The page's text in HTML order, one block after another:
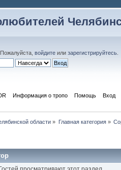
. Пожалуйста, войдите или зарегистрируйтесь
Информация о тропо Помощь Вход
области » Главная категория»